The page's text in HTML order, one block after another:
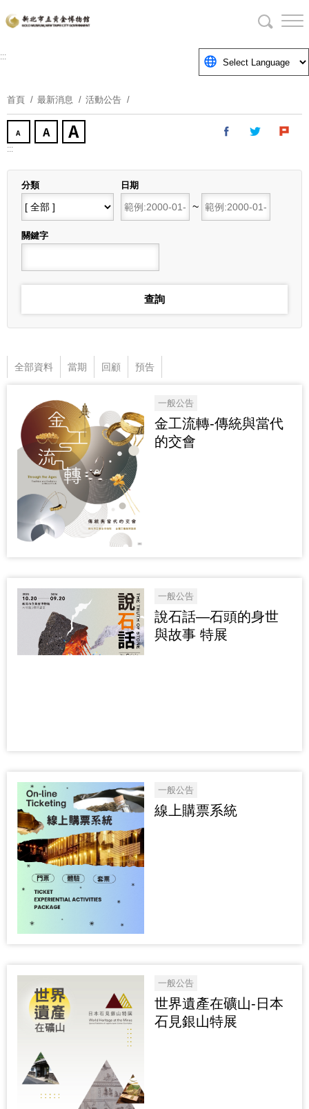
到
要
塊
:::
首頁 最新消息 活動公告
:::
分類
日期
開始日期
~
關鍵字
全部資料 當期 回顧 預告
一般公告
金工流轉-傳統與當代
的交會
一般公告
說石話—石頭的身世
與故事 特展
一般公告
線上購票系統
一般公告
世界遺產在礦山-日本
石見銀山特展